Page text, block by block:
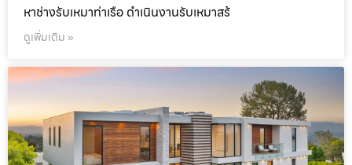
หาช่างรับเหมาท่าเรือ ดำเนินงานรับเหมาสร้
ดูเพิ่มเติม »